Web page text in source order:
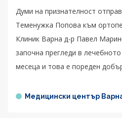
Думи на признателност
Теменужка Попова към
Клиник Варна д-р Павел
започна прегледи в
месеца и това е пореден
Медицински център